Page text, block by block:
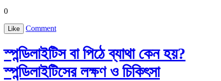
0
Like Comment
স্পন্ডিলাইটিস বা পিঠে ব্যাথা কেন হয়?
স্পন্ডিলাইটিসের লক্ষণ ও চিকিৎসা